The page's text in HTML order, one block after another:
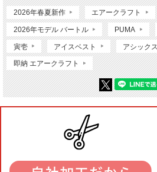
2026年春夏新作 エアークラフト
2026年モデル バートル PUMA
寅壱 アイスベスト アシックス
即納 エアークラフト